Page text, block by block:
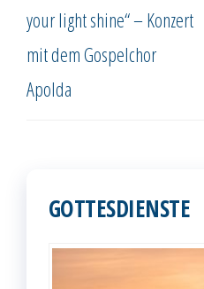
your light shine“ – Konzert
mit dem Gospelchor
Apolda
GOTTESDIENSTE